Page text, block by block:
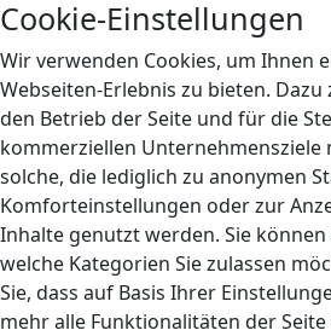
Cookie-Einstellungen
Wir verwenden Cookies, um Ihnen
Webseiten-Erlebnis zu bieten.
den Betrieb der Seite und für die
kommerziellen Unternehmensziele
solche, die lediglich zu anonymen
Komforteinstellungen oder zur
Inhalte genutzt werden. Sie
welche Kategorien Sie zulassen
Sie, dass auf Basis Ihrer
mehr alle Funktionalitäten der